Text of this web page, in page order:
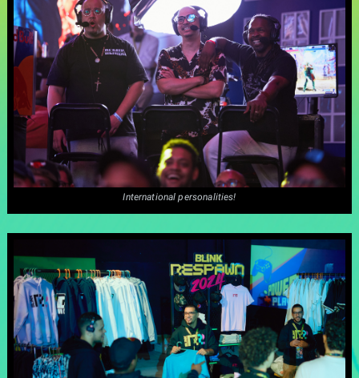
International personalities!